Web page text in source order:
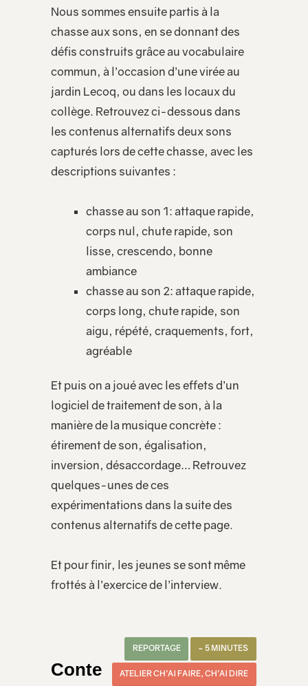
Nous sommes ensuite partis à la
chasse aux sons, en se donnant des
défis construits grâce au vocabulaire
commun, à l’occasion d’une virée au
jardin Lecoq, ou dans les locaux du
collège. Retrouvez ci-dessous dans
les contenus alternatifs deux sons
capturés lors de cette chasse, avec les
descriptions suivantes :
chasse au son 1: attaque rapide,
corps nul, chute rapide, son
lisse, crescendo, bonne
ambiance
chasse au son 2: attaque rapide,
corps long, chute rapide, son
aigu, répété, craquements, fort,
agréable
Et puis on a joué avec les effets d’un
logiciel de traitement de son, à la
manière de la musique concrète :
étirement de son, égalisation,
inversion, désaccordage… Retrouvez
quelques-unes de ces
expérimentations dans la suite des
contenus alternatifs de cette page.
Et pour finir, les jeunes se sont même
frottés à l’exercice de l’interview.
~ 5 MINUTES
REPORTAGE
ATELIER CH’AI FAIRE, CH’AI DIRE
Conte